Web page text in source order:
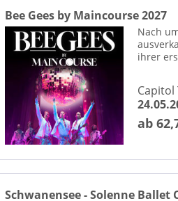
Bee Gees by Maincourse 2027
Nach
ihrer
ab
Schwanensee - Solenne Ballet